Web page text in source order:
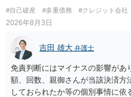
#自己破産 #多重債務 #クレジット会社
2026年8月3日
吉田 雄大 弁護士
免責判断にはマイナスの影響があ
額、回数、親御さんが当該決済方
しておられたか等の個別事情に